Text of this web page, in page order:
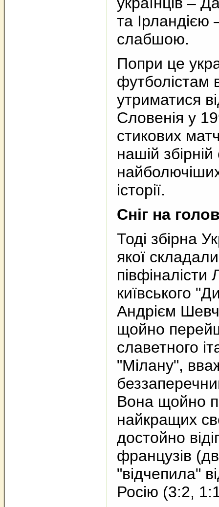
та
слабшою.
Попри це
футболістам
утриматися
Словенія у
стикових
нашій
найболючіших
історії.
Сніг на
Тоді збірна
якої складали
півфіналісти
київського
Андрієм
щойно
славетного
"Мілану",
Вона щойно
найкращих
достойно
французів
"відчепила"
Росію (3:2,